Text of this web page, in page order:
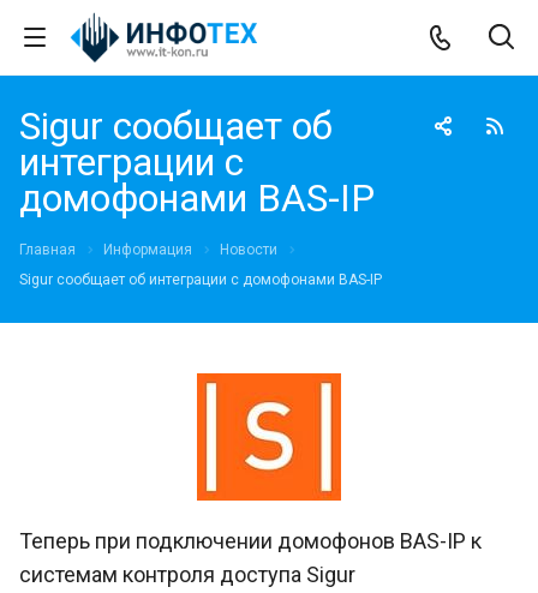
Sigur сообщает об
интеграции с
домофонами BAS-IP
Главная Информация
Новости
Sigur сообщает об интеграции с домофонами BAS-IP
Теперь при подключении домофонов BAS-IP к
системам контроля доступа Sigur